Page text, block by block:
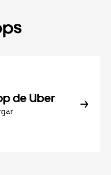
de Uber